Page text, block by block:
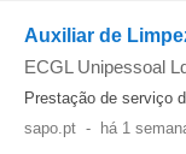
Auxiliar de
ECGL Unipessoal
Prestação de serviço
sapo.pt - há 1